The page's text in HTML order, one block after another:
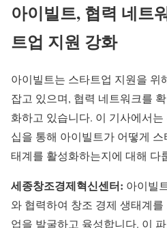
아이빌트, 협력 네트
트업 지원 강화
아이빌트는 스타트업 지원을 위
잡고 있으며, 협력 네트워크를
화하고 있습니다. 이 기사에서
십을 통해 아이빌트가 어떻게
태계를 활성화하는지에 대해 다
세종창조경제혁신센터: 아이빌
와 협력하여 창조 경제 생태계
업을 발굴하고 육성합니다. 이